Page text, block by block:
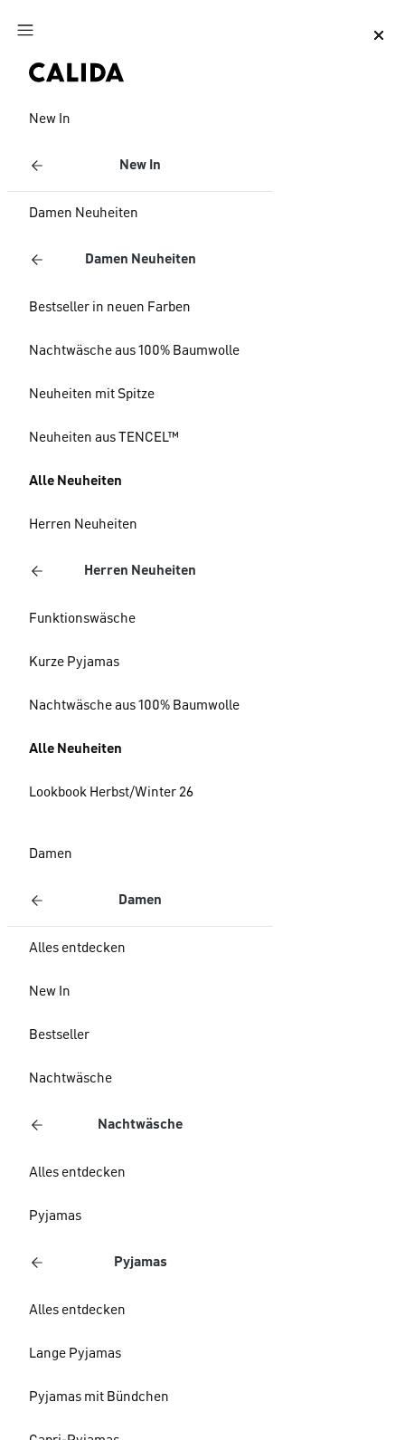
Zum Hauptinhalt springen
New In
New In
Damen Neuheiten
Damen Neuheiten
Bestseller in neuen Farben
Nachtwäsche aus 100% Baumwolle
Neuheiten mit Spitze
Neuheiten aus TENCEL™
Alle Neuheiten
Herren Neuheiten
Herren Neuheiten
Funktionswäsche
Kurze Pyjamas
Nachtwäsche aus 100% Baumwolle
Alle Neuheiten
Lookbook Herbst/Winter 26
Damen
Damen
Alles entdecken
New In
Bestseller
Nachtwäsche
Nachtwäsche
Alles entdecken
Pyjamas
Pyjamas
Alles entdecken
Lange Pyjamas
Pyjamas mit Bündchen